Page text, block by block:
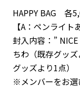
HAPPY BAG 各
【A：ペンライト
封入内容：”
ちわ（既存グッ
グッズより1点）
※メンバーをお選